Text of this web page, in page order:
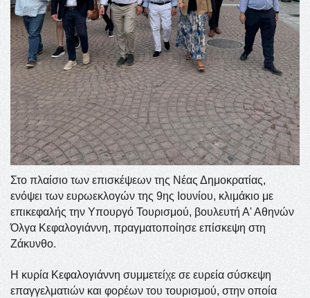
Στο πλαίσιο των επισκέψεων της Νέας Δημοκρατίας,
ενόψει των ευρωεκλογών της 9ης Ιουνίου, κλιμάκιο με
επικεφαλής την Υπουργό Τουρισμού, βουλευτή Α' Αθηνών
Όλγα Κεφαλογιάννη, πραγματοποίησε επίσκεψη στη
Ζάκυνθο.
Η κυρία Κεφαλογιάννη συμμετείχε σε ευρεία σύσκεψη
επαγγελματιών και φορέων του τουρισμού, στην οποία